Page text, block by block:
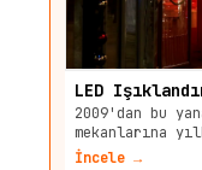
LED
2009'dan bu
mekanlarına
İncele →